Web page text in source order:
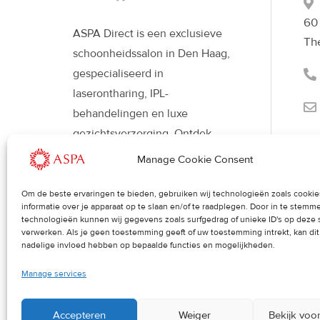
Manage Cookie Consent
Om de beste ervaringen te bieden, gebruiken wij technologieën zoals
informatie over je apparaat op te slaan en/of te raadplegen. Door in te
technologieën kunnen wij gegevens zoals surfgedrag of unieke ID's op deze
verwerken. Als je geen toestemming geeft of uw toestemming intrekt, kan
nadelige invloed hebben op bepaalde functies en mogelijkheden.
Manage services
Accepteren Weiger Bekijk
ASPA Direct is een exclusieve
schoonheidssalon in Den Haag,
gespecialiseerd in
laserontharing, IPL-
behandelingen en luxe
gezichtsverzorging. Ontdek
moderne beautybehandelingen
een stralende, gezonde huid en
een verfijnde uitstraling.